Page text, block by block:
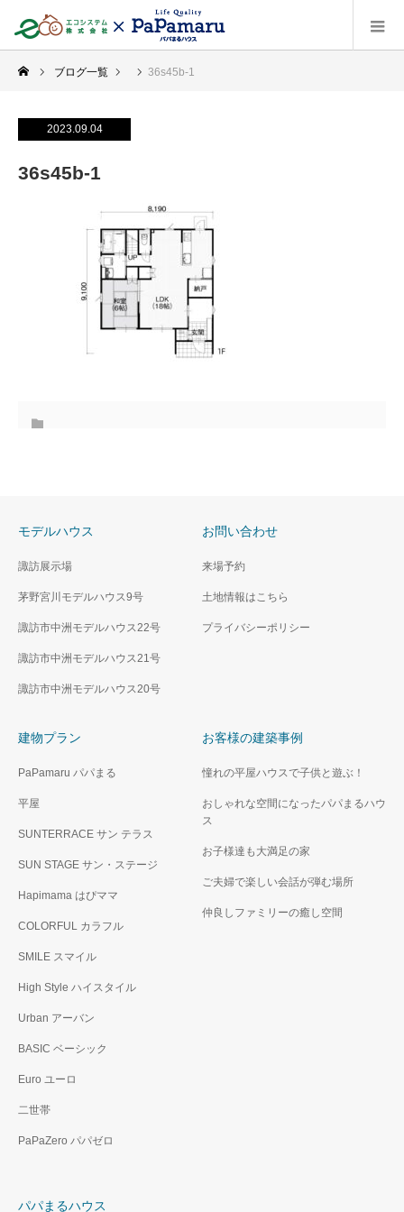
ブログ一覧 36s45b-1
2023.09.04
36s45b-1
モデルハウス
諏訪展示場
茅野宮川モデルハウス9号
諏訪市中洲モデルハウス22号
諏訪市中洲モデルハウス21号
諏訪市中洲モデルハウス20号
お問い合わせ
来場予約
土地情報はこちら
プライバシーポリシー
建物プラン
PaPamaru パパまる
平屋
SUNTERRACE サン テラス
SUN STAGE サン・ステージ
Hapimama はぴママ
COLORFUL カラフル
SMILE スマイル
High Style ハイスタイル
Urban アーバン
BASIC ベーシック
Euro ユーロ
二世帯
PaPaZero パパゼロ
お客様の建築事例
憧れの平屋ハウスで子供と遊ぶ！
おしゃれな空間になったパパまるハウ
ス
お子様達も大満足の家
ご夫婦で楽しい会話が弾む場所
仲良しファミリーの癒し空間
パパまるハウス